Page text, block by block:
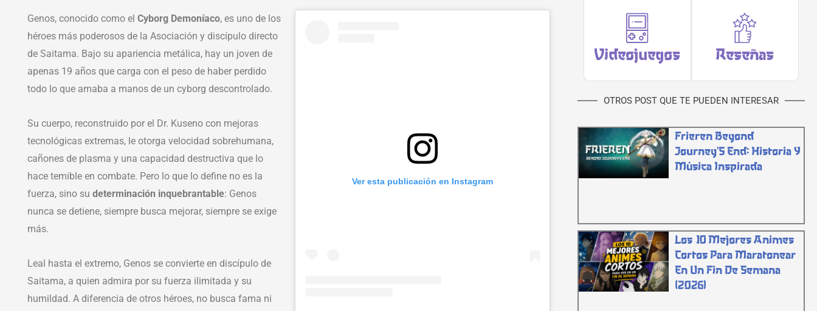
Genos, conocido como el Cyborg Demoníaco, es uno de los
héroes más poderosos de la Asociación y discípulo directo
de Saitama. Bajo su apariencia metálica, hay un joven de
apenas 19 años que carga con el peso de haber perdido
todo lo que amaba a manos de un cyborg descontrolado.
Su cuerpo, reconstruido por el Dr. Kuseno con mejoras
tecnológicas extremas, le otorga velocidad sobrehumana,
cañones de plasma y una capacidad destructiva que lo
hace temible en combate. Pero lo que lo define no es la
fuerza, sino su determinación inquebrantable: Genos
nunca se detiene, siempre busca mejorar, siempre se exige
más.
Leal hasta el extremo, Genos se convierte en discípulo de
Saitama, a quien admira por su fuerza ilimitada y su
humildad. A diferencia de otros héroes, no busca fama ni
Ver esta publicación en Instagram
Videojuegos Reseñas
OTROS POST QUE TE PUEDEN INTERESAR
Frieren Beyond
Journey`s End: Historia Y
Música Inspirada
Los 10 Mejores Animes
Cortos Para Maratonear
En Un Fin De Semana
(2026)